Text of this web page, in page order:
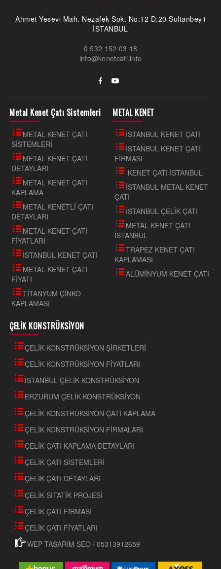
Ahmet Yesevi Mah. Nezafek Sok. No:12 D:20 Sultanbeyli
İSTANBUL
0 532 152 03 18
info@kenetcati.info
Metal Kenet Çatı Sistemleri
METAL KENET ÇATI
SİSTEMLERİ
METAL KENET ÇATI
DETAYLARI
METAL KENET ÇATI
KAPLAMA
METAL KENETLİ ÇATI
DETAYLARI
METAL KENET ÇATI
FİYATLARI
İSTANBUL KENET ÇATI
METAL KENET ÇATI
FİYATI
TİTANYUM ÇİNKO
KAPLAMASI
METAL KENET
İSTANBUL KENET ÇATI
İSTANBUL KENET ÇATI
FİRMASI
KENET ÇATI İSTANBUL
İSTANBUL METAL KENET
ÇATI
İSTANBUL ÇELİK ÇATI
METAL KENET ÇATI
İSTANBUL
TRAPEZ KENET ÇATI
KAPLAMASI
ALÜMİNYUM KENET ÇATI
ÇELİK KONSTRÜKSİYON
ÇELİK KONSTRÜKSİYON ŞİRKETLERİ
ÇELİK KONSTRÜKSİYON FİYATLARI
İSTANBUL ÇELİK KONSTRÜKSİYON
ERZURUM ÇELİK KONSTRÜKSİYON
ÇELİK KONSTRÜKSİYON ÇATI KAPLAMA
ÇELİK KONSTRÜKSİYON FİRMALARI
ÇELİK ÇATI KAPLAMA DETAYLARI
ÇELİK ÇATI SİSTEMLERİ
ÇELİK ÇATI DETAYLARI
ÇELİK SITATİK PROJESİ
ÇELİK ÇATI FİRMASI
ÇELİK ÇATI FİYATLARI
WEP TASARIM SEO / 05313912659